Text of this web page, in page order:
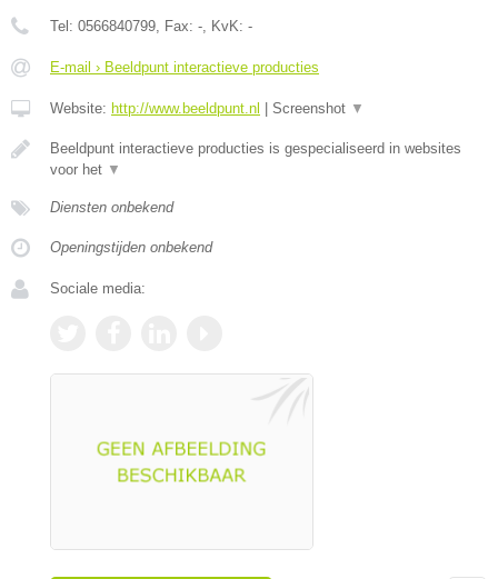
Tel: 0566840799, Fax: -, KvK: -
E-mail › Beeldpunt interactieve producties
Website: http://www.beeldpunt.nl Screenshot ▼
Beeldpunt interactieve producties is gespecialiseerd in websites
voor het ▼
Diensten onbekend
Openingstijden onbekend
Sociale media: